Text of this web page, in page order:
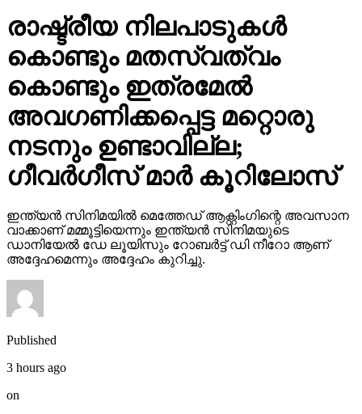
രാഷ്ട്രീയ നിലപാടുകള്‍
കൊണ്ടും മതസ്വത്വം
കൊണ്ടും ഇത്രമേല്‍
അവഗണിക്കപ്പെട്ട മറ്റൊരു
നടനും ഉണ്ടാവില്ല;
ഗീവര്‍ഗീസ് മാര്‍ കൂറിലോസ്
ഇന്ത്യന്‍ സിനിമയില്‍ മെത്തേഡ് ആക്റ്റിംഗിന്റെ അവസാന
വാക്കാണ് മമ്മൂട്ടിയെന്നും ഇന്ത്യന്‍ സിനിമയുടെ
ഡാനിയേല്‍ ഡേ ലൂയിസും റോബര്‍ട്ട് ഡി നീറോ ആണ്
അദ്ദേഹമെന്നും അദ്ദേഹം കുറിച്ചു.
Published
3 hours ago
on